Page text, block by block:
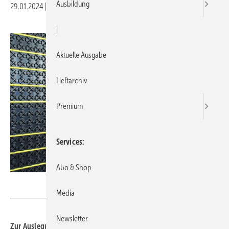
29.01.2024 Druckvorschau
Zur Auslegung und Planung einer Flächenheizung/-kühlung in
Ausbildung
Aktuelle Ausgabe
Heftarchiv
Premium
Services
Abo & Shop
Media
Newsletter